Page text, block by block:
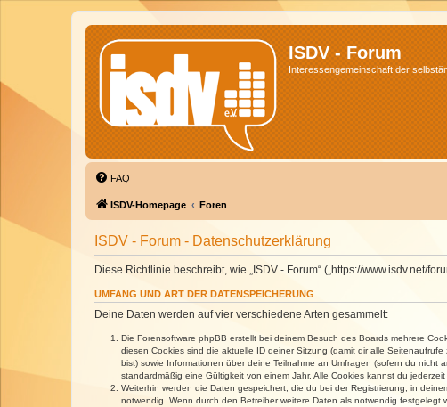
ISDV - Forum
Interessengemeinschaft der
FAQ
ISDV-Homepage Foren
ISDV - Forum - Datenschutzerklärung
Diese Richtlinie beschreibt, wie „ISDV - Forum“ („https://www.isdv.net/
UMFANG UND ART DER DATENSPEICHERUNG
Deine Daten werden auf vier verschiedene Arten gesammelt:
Die Forensoftware phpBB erstellt bei deinem Besuch des Boards mehrere
diesen Cookies sind die aktuelle ID deiner Sitzung (damit dir alle
bist) sowie Informationen über deine Teilnahme an Umfragen (sofern du
standardmäßig eine Gültigkeit von einem Jahr. Alle Cookies kannst du
Weiterhin werden die Daten gespeichert, die du bei der Registrierung, in
notwendig. Wenn durch den Betreiber weitere Daten als notwendig festgelegt